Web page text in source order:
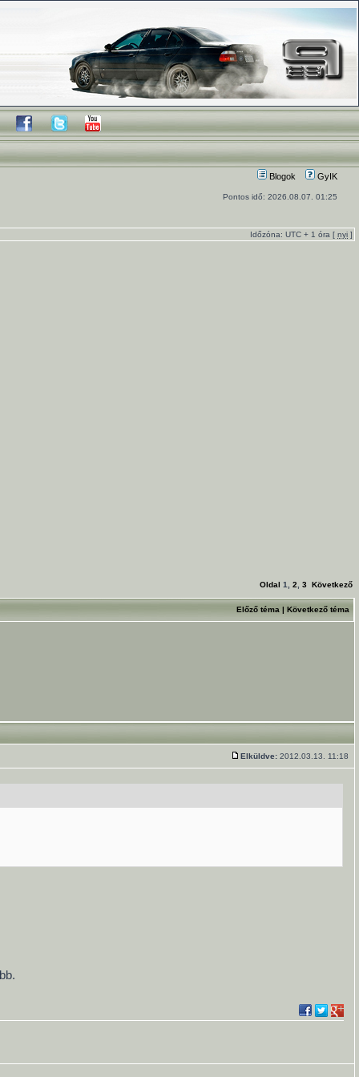
Blogok GyIK
Pontos idő: 2026.08.07. 01:25
Időzóna: UTC + 1 óra [ nyi ]
Oldal 1 2 3 Következő
Előző téma | Következő téma
Elküldve: 2012.03.13. 11:18